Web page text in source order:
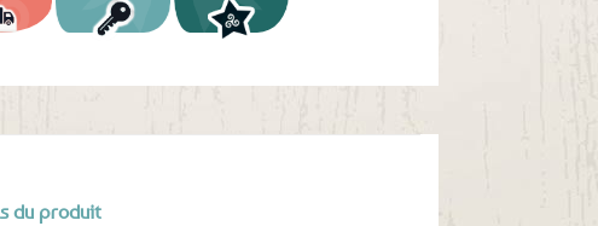
du produit